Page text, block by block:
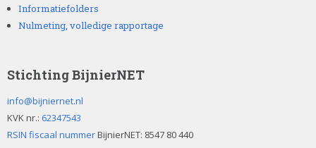
Informatiefolders
Nulmeting, volledige rapportage
Stichting BijnierNET
info@bijniernet.nl
KVK nr.: 62347543
RSIN fiscaal nummerBijnierNET: 8547 80 440